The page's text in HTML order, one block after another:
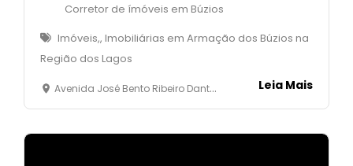
Corretor de ímóveis em Búzios
Imóveis,, Imobiliárias em Armação dos Búzios na
Região dos Lagos
Avenida José Bento Ribeiro Dantas, 5650 -Manguinhos- Armação dos Búzios Leia Mais